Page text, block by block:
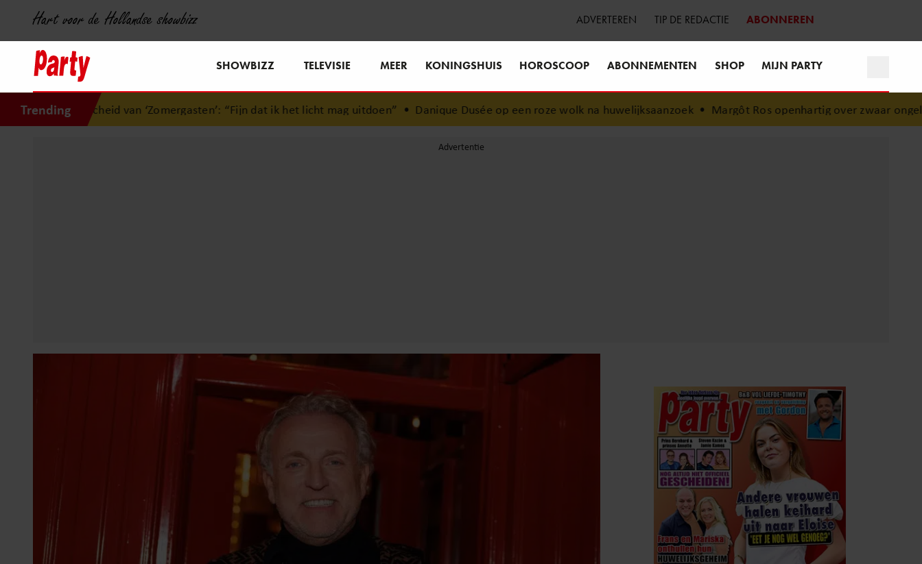
Hart voor de Hollandse showbizz ADVERTEREN TIP DE REDACTIE ABONNEREN
SHOWBIZZ TELEVISIE MEER KONINGSHUIS HOROSCOOP ABONNEMENTEN SHOP MIJN PARTY
Trending
‘Zomergasten’: “Fijn dat ik het licht mag uitdoen” •Danique Dusée op een roze wolk na huwelijksaanzoek•Margôt Ros openhartig over zwaar ongeluk: “Sindsdien zorg ik